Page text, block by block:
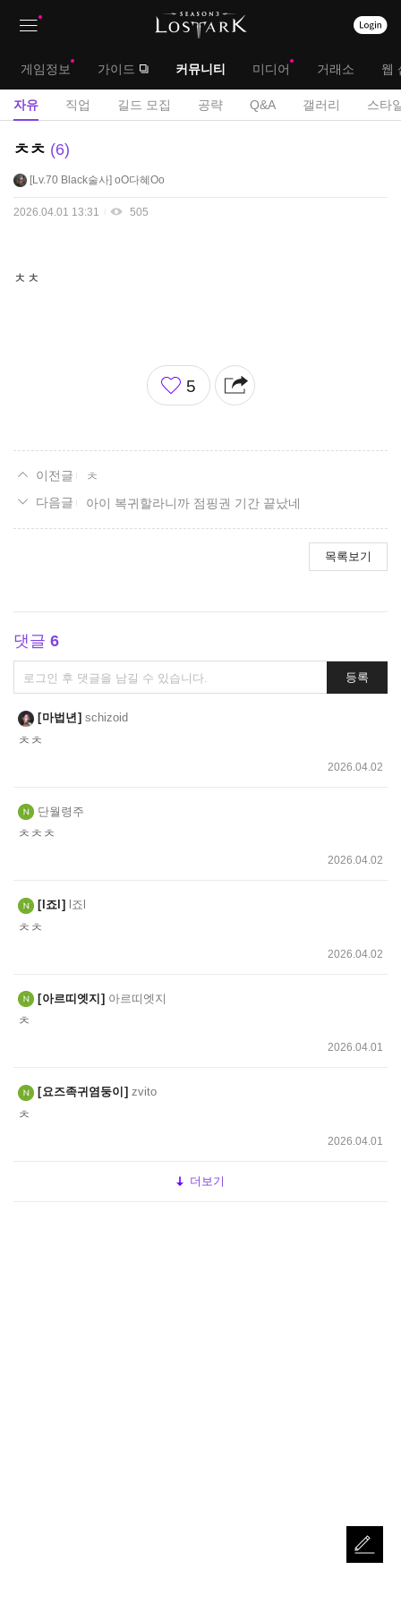
대
메
게임정보 가이드 커뮤니티 미디어 거래소 웹
서
자유 직업 길드 모집 공략 Q&A 갤러리 스타
자
게
ㅊㅊ 6
Lv.70 Black술사 oO다혜Oo
2026.04.01 13:31 505
ㅊㅊ
좋
아
5
ㅊ
아이 복귀할라니까 점핑권 기간 끝났네
목록보기
댓글 6
댓
글
쓰
기
등록
마법년 schizoid
ㅊㅊ
2026.04.02
단월령주
ㅊㅊㅊ
2026.04.02
l죠l l죠l
ㅊㅊ
2026.04.02
아르띠엣지 아르띠엣지
ㅊ
2026.04.01
요즈족귀염둥이 zvito
ㅊ
2026.04.01
더보기